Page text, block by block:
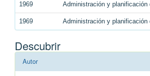
1969 Administración y planificación
1969 Administración y planificación
Descubrir
Autor